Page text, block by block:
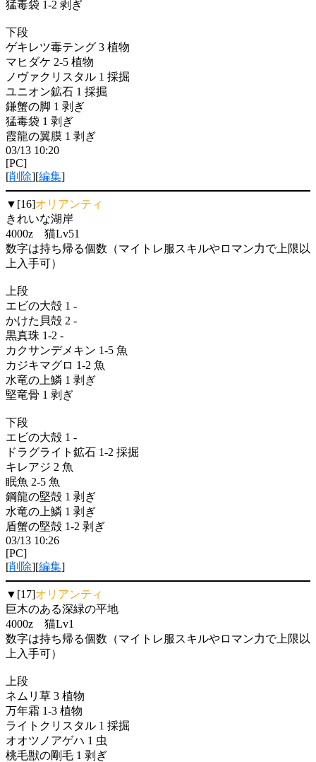
猛毒袋 1-2 剥ぎ
下段
ゲキレツ毒テング 3 植物
マヒダケ 2-5 植物
ノヴァクリスタル 1 採掘
ユニオン鉱石 1 採掘
鎌蟹の脚 1 剥ぎ
猛毒袋 1 剥ぎ
霞龍の翼膜 1 剥ぎ
03/13 10:20
[PC]
[削除][編集]
▼[16]オリアンティ
きれいな湖岸
4000z 猫Lv51
数字は持ち帰る個数（マイトレ服スキルやロマン力で上限以
上入手可）
上段
エビの大殻 1 -
かけた貝殻 2 -
黒真珠 1-2 -
カクサンデメキン 1-5 魚
カジキマグロ 1-2 魚
水竜の上鱗 1 剥ぎ
堅竜骨 1 剥ぎ
下段
エビの大殻 1 -
ドラグライト鉱石 1-2 採掘
キレアジ 2 魚
眠魚 2-5 魚
鋼龍の堅殻 1 剥ぎ
水竜の上鱗 1 剥ぎ
盾蟹の堅殻 1-2 剥ぎ
03/13 10:26
[PC]
[削除][編集]
▼[17]オリアンティ
巨木のある深緑の平地
4000z 猫Lv1
数字は持ち帰る個数（マイトレ服スキルやロマン力で上限以
上入手可）
上段
ネムリ草 3 植物
万年霜 1-3 植物
ライトクリスタル 1 採掘
オオツノアゲハ 1 虫
桃毛獣の剛毛 1 剥ぎ